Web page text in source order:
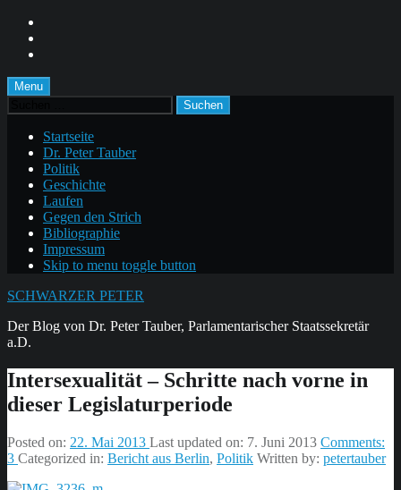
content
footer
Menu
Suchen
nach:
Startseite
Dr. Peter Tauber
Politik
Geschichte
Laufen
Gegen den Strich
Bibliographie
Impressum
Skip to menu toggle button
SCHWARZER PETER
Der Blog von Dr. Peter Tauber, Parlamentarischer Staatssekretär
a.D.
Intersexualität – Schritte nach vorne in
dieser Legislaturperiode
Posted on: 22. Mai 2013 Last updated on: 7. Juni 2013 Comments:
3 Categorized in: Bericht aus Berlin, Politik Written by: petertauber